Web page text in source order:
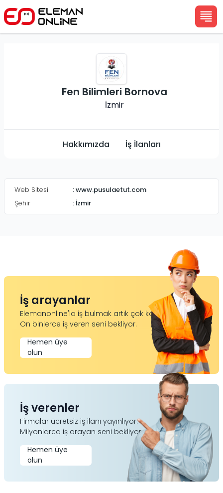
Fen Bilimleri Bornova
İzmir
Hakkımızda İş İlanları
Web Sitesi :www.pusulaetut.com
Şehir
: İzmir
İş arayanlar
Elemanonline'la iş bulmak artık çok kolay.
On binlerce iş veren seni bekliyor.
Hemen üye
olun
İş verenler
Firmalar ücretsiz iş ilanı yayınlıyor.
Milyonlarca iş arayan seni bekliyor.
Hemen üye
olun